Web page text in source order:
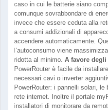
caso in cui le batterie siano
comunque sovrabbondare di
invece che essere ceduta alla
a consumi addizionali di
accendere automaticamente.
l’autoconsumo viene
ridotta al minimo. A favore
PowerRouter è facile da
necessari cavi o inverter
PowerRouter: i pannelli solari,
rete internet. Inoltre il portale
installatori di monitorare da